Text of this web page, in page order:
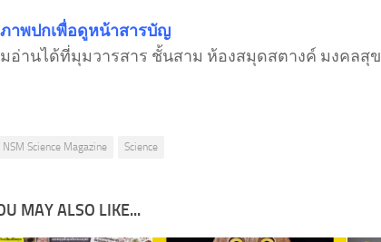
าพปกเพื่อดูหน้าสารบัญ
อ่านได้ที่มุมวารสาร ชั้นสาม ห้องสมุดสตางค์ มงคลสุข
NSM Science Magazine Science
MAY ALSO LIKE...